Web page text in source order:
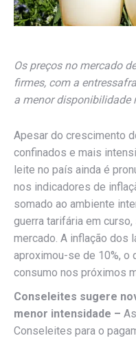
Os preços no mercado
firmes, com a
a menor disponibilidade
Apesar do crescimento
confinados e mais
leite no país ainda é
nos indicadores de
somado ao ambiente
guerra tarifária em
mercado. A inflação dos
aproximou-se de 10%, o
consumo nos próximos
Conseleites sugere
menor intensidade –
Conseleites para o